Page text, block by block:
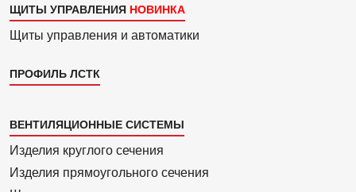
ЩИТЫ УПРАВЛЕНИЯ
Щиты управления и автоматики
ПРОФИЛЬ ЛСТК
Каталог
4
ВЕНТИЛЯЦИОННЫЕ СИСТЕМЫ
Изделия круглого сечения
Изделия прямоуголь­ного сечения